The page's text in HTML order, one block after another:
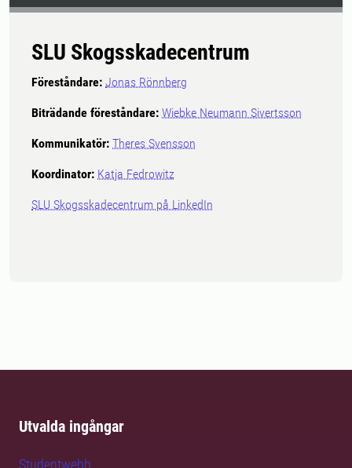
SLU Skogsskadecentrum
Föreståndare: Jonas Rönnberg
Biträdande föreståndare: Wiebke Neumann Sivertsson
Kommunikatör: Theres Svensson
Koordinator: Katja Fedrowitz
SLU Skogsskadecentrum på LinkedIn
Utvalda ingångar
Studentwebb